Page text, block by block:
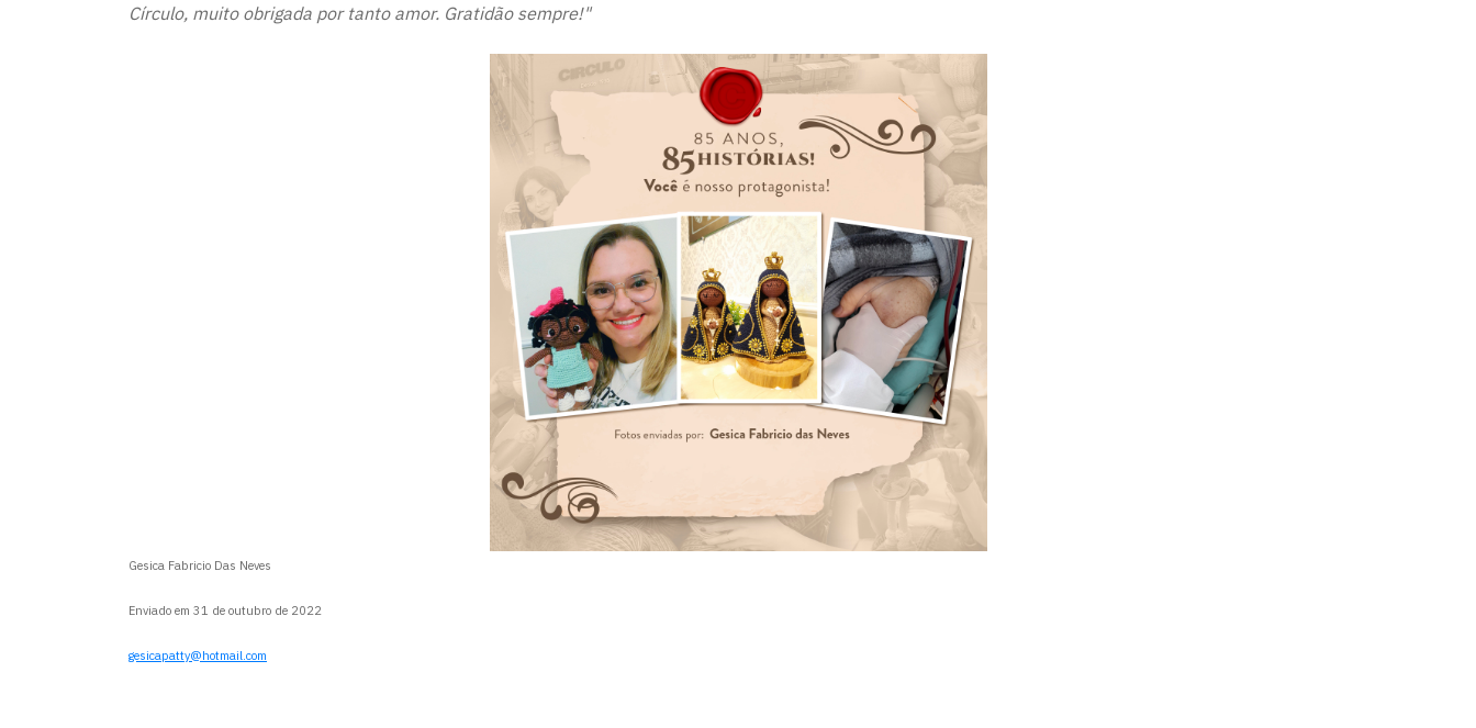
Círculo, muito obrigada por tanto amor. Gratidão sempre!"
Gesica Fabricio Das Neves
Enviado em 31 de outubro de 2022
gesicapatty@hotmail.com